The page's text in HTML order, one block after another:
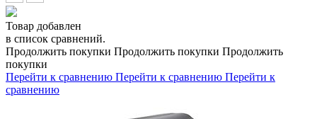
Товар добавлен
в список сравнений.
Продолжить покупки Продолжить покупки Продолжить
покупки
Перейти к сравнению Перейти к сравнению Перейти к
сравнению